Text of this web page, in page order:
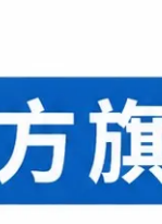
供貨狀況:尚有庫存
尺寸
23cm
23.5cm
26cm
26.5cm